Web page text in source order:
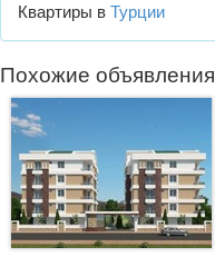
Квартиры в Турции
Похожие объявления